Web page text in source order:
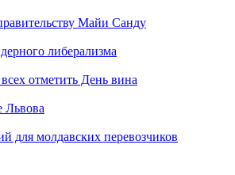
Майи Санду
либерализма
отметить День вина
Львова
для молдавских перевозчиков